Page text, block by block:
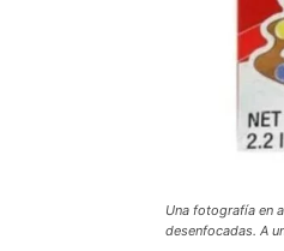
Una fotografía en
desenfocadas. A